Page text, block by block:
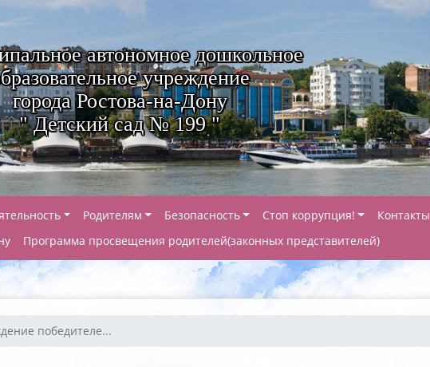
автономное дошкольное
учреждение
города Ростова-на-Дону
" Детский сад № 199 "
Родителям Безопасность Стоп коррупция! Контакты
Программа просвещения родителей(законных представителей)
победителе...